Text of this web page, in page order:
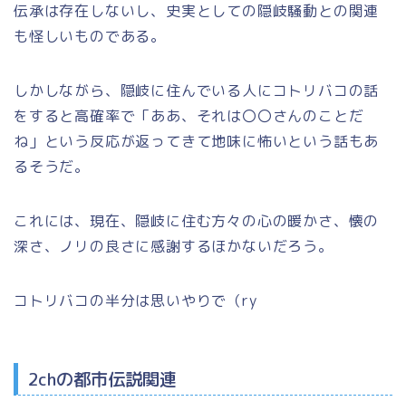
伝承は存在しないし、史実としての隠岐騒動との関連
も怪しいものである。
しかしながら、隠岐に住んでいる人にコトリバコの話
をすると高確率で「ああ、それは〇〇さんのことだ
ね」という反応が返ってきて地味に怖いという話もあ
るそうだ。
これには、現在、隠岐に住む方々の心の暖かさ、懐の
深さ、ノリの良さに感謝するほかないだろう。
コトリバコの半分は思いやりで（ry
2chの都市伝説関連